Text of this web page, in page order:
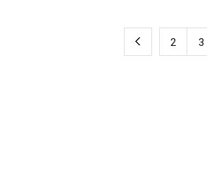
着‘如果不可爱就死定了’，因为那太
做了。我觉得我做了所有我知道的、
像的记忆为基础，创造了一个“好笑”
再次被曝光。黄首席执行官于6月7日
鸡”。当天，NVIDIA订购了113盒该
总统的到访，场馆周围的安保措施也
达。场馆周围进行了行人通行管制和安检。 当特朗普总统的车队抵达场馆时，一些市民发出了嘘声，而一
挥舞着美国国旗。CNBC报道称，车队周围还有举着批评
上 2 3